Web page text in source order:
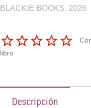
BLACKIE BOOKS. 2026
libro
Descripción